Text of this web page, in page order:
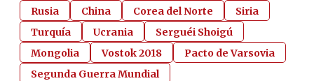
Rusia China Corea del Norte
Siria
Turquía
Ucrania
Serguéi Shoigú
Mongolia
Vostok 2018
Pacto de Varsovia
Segunda Guerra Mundial